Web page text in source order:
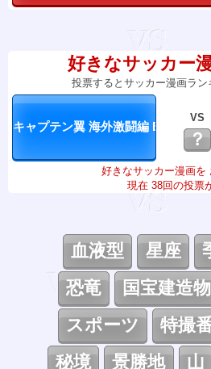
好きなサッカー
投票するとサッカー漫画ラン
VS
？
好きなサッカー漫画を
現在 38回の投票
血液型
星座
恐竜
国宝建造物
スポーツ
特撮
秘境
景勝地 山